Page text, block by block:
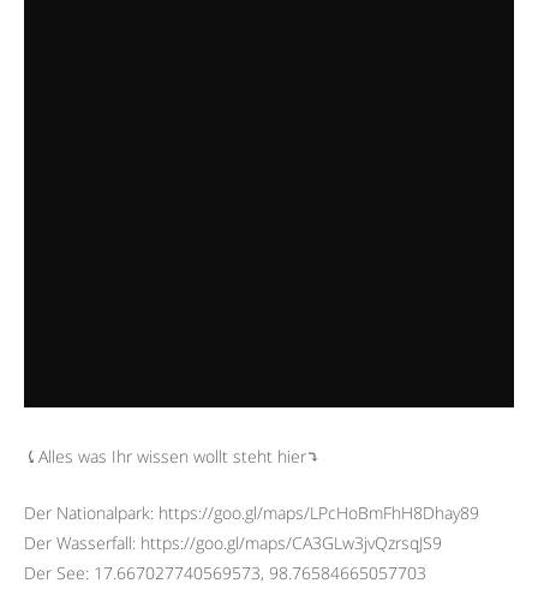
⤹Alles was Ihr wissen wollt steht hier⤵︎
Der Nationalpark: https://goo.gl/maps/LPcHoBmFhH8Dhay89
Der Wasserfall: https://goo.gl/maps/CA3GLw3jvQzrsqJS9
Der See: 17.667027740569573, 98.76584665057703